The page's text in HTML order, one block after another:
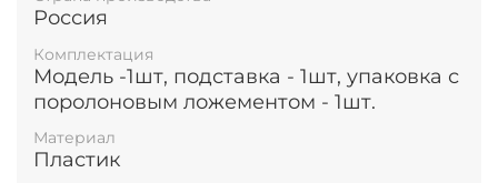
Россия
Комплектация
Модель -1шт, подставка - 1шт, упаковка с
поролоновым ложементом - 1шт.
Материал
Пластик